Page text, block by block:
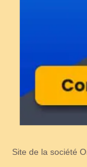
Site de la société